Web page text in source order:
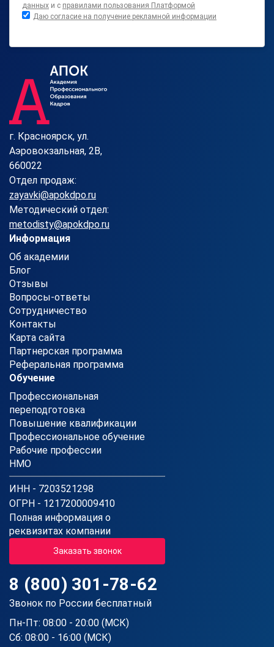
данных и с правилами пользования Платформой
Даю согласие на получение рекламной информации
г. Красноярск, ул.
Аэровокзальная, 2В,
660022
Отдел продаж:
zayavki@apokdpo.ru
Методический отдел:
metodisty@apokdpo.ru
Информация
Об академии
Блог
Отзывы
Вопросы-ответы
Сотрудничество
Контакты
Карта сайта
Партнерская программа
Реферальная программа
Обучение
Профессиональная
переподготовка
Повышение квалификации
Профессиональное обучение
Рабочие профессии
НМО
ИНН - 7203521298
ОГРН - 1217200009410
Полная информация о
реквизитах компании
Заказать звонок
8 (800) 301-78-62
Звонок по России бесплатный
Пн-Пт: 08:00 - 20:00 (МСК)
Сб: 08:00 - 16:00 (МСК)